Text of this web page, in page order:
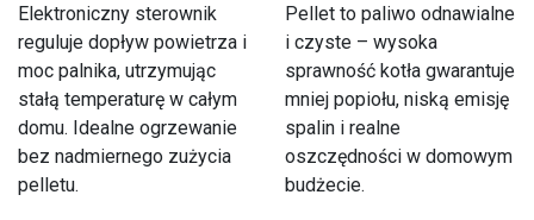
Elektroniczny sterownik
reguluje dopływ powietrza i
moc palnika, utrzymując
stałą temperaturę w całym
domu. Idealne ogrzewanie
bez nadmiernego zużycia
pelletu.
Pellet to paliwo odnawialne
i czyste – wysoka
sprawność kotła gwarantuje
mniej popiołu, niską emisję
spalin i realne
oszczędności w domowym
budżecie.